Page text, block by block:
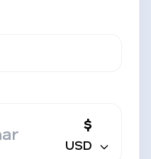
$
USD